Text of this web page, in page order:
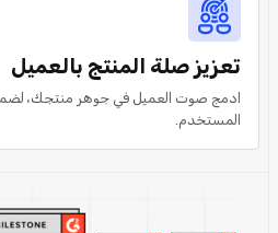
تعزيز صلة المنتج بالعميل
ادمج صوت العميل في جوهر منتجك،
المستخدم.